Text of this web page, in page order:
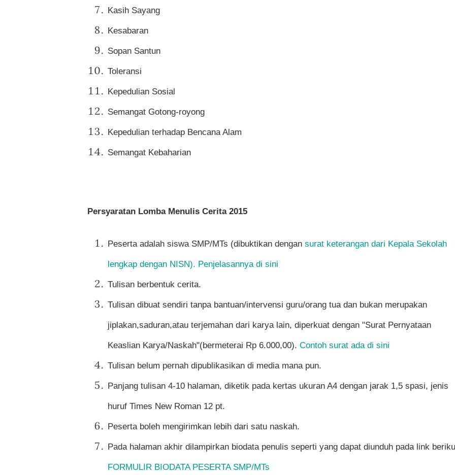
Kasih Sayang
Kesabaran
Sopan Santun
Toleransi
Kepedulian Sosial
Semangat Gotong-royong
Kepedulian terhadap Bencana Alam
Semangat Kebaharian
Persyaratan Lomba Menulis Cerita 2015
Peserta adalah siswa SMP/MTs (dibuktikan dengan surat keterangan dari Kepala Sekolah
lengkap dengan NISN). Penjelasannya di sini
Tulisan berbentuk cerita.
Tulisan dibuat sendiri tanpa bantuan/intervensi guru/orang tua dan bukan merupakan
jiplakan,saduran,atau terjemahan dari karya lain, diperkuat dengan "Surat Pernyataan
Keaslian Karya/Naskah"(bermeterai Rp 6.000,00). Contoh surat ada di sini
Tulisan belum pernah dipublikasikan di media mana pun.
Panjang tulisan 4-10 halaman, diketik pada kertas ukuran A4 dengan jarak 1,5 spasi, jenis
huruf Times New Roman 12 pt.
Peserta boleh mengirimkan lebih dari satu naskah.
Pada halaman akhir dilampirkan biodata penulis seperti yang dapat diunduh pada link
FORMULIR BIODATA PESERTA SMP/MTs